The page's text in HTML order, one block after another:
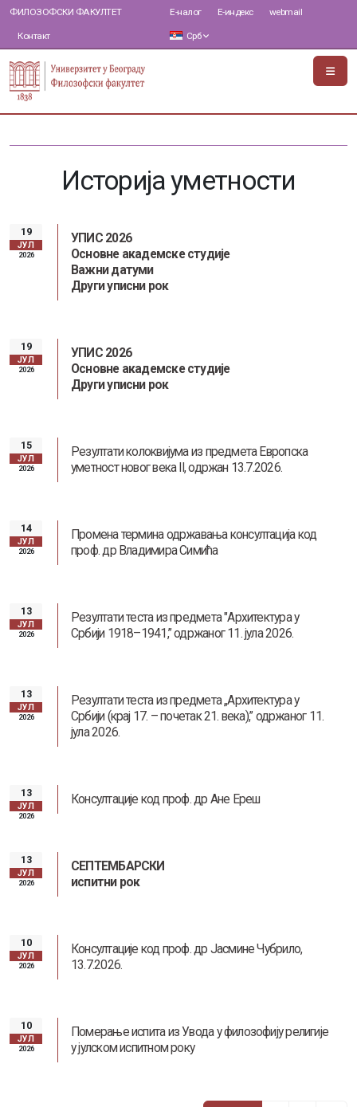
ФИЛОЗОФСКИ ФАКУЛТЕТ
Контакт
Е-налог Е-индекс webmail
Срб
Историја уметности
19
ЈУЛ
2026
УПИС 2026
Основне академске студије
Важни датуми
Други уписни рок
19
ЈУЛ
2026
УПИС 2026
Основне академске студије
Други уписни рок
15
ЈУЛ
2026
Резултати колоквијума из предмета Европска
уметност новог века II, одржан 13.7.2026.
14
ЈУЛ
2026
Промена термина одржавања консултација код
проф. др Владимира Симића
13
ЈУЛ
2026
Резултати теста из предмета "Архитектура у
Србији 1918–1941,” одржаног 11. јула 2026.
13
ЈУЛ
2026
Резултати теста из предмета „Архитектура у
Србији (крај 17. – почетак 21. века),” одржаног 11.
јула 2026.
13
ЈУЛ
2026
Консултације код проф. др Ане Ереш
13
ЈУЛ
2026
СЕПТЕМБАРСКИ
испитни рок
10
ЈУЛ
2026
Консултације код проф. др Јасмине Чубрило,
13.7.2026.
10
ЈУЛ
2026
Померање испита из Увода у филозофију религије
у јулском испитном року
Заштита од сексуалног узнемиравања и уцењивања